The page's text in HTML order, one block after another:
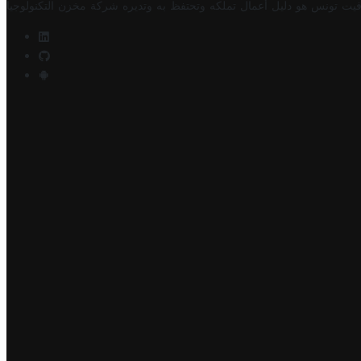
تونس هو دليل أعمال تملكه وتحتفظ به وتديره شركة مخزن التكنولوجيا